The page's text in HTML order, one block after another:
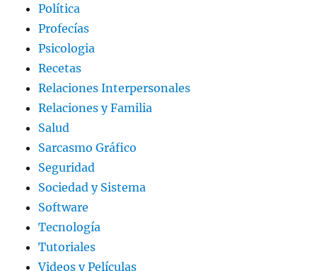
Política
Profecías
Psicologia
Recetas
Relaciones Interpersonales
Relaciones y Familia
Salud
Sarcasmo Gráfico
Seguridad
Sociedad y Sistema
Software
Tecnología
Tutoriales
Videos y Películas